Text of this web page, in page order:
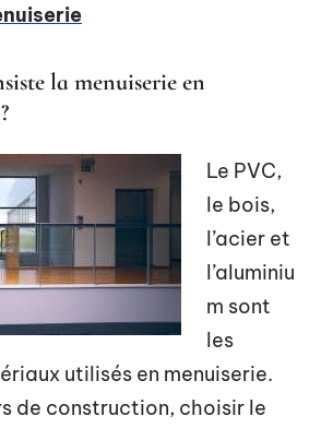
la menuiserie en
Le PVC,
le bois,
l’acier et
l’aluminiu
m sont
les
utilisés en menuiserie.
de construction, choisir le